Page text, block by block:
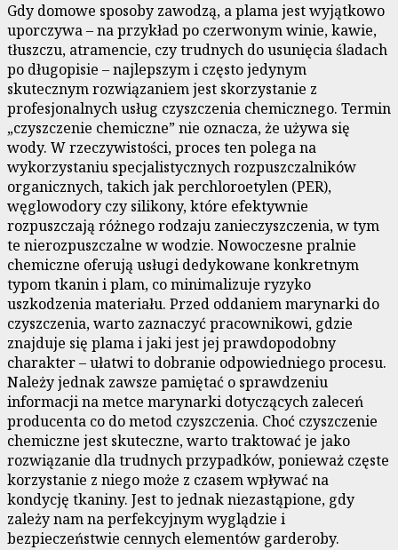
Gdy domowe sposoby zawodzą, a plama jest wyjątkowo
uporczywa – na przykład po czerwonym winie, kawie,
tłuszczu, atramencie, czy trudnych do usunięcia śladach
po długopisie – najlepszym i często jedynym
skutecznym rozwiązaniem jest skorzystanie z
profesjonalnych usług czyszczenia chemicznego. Termin
„czyszczenie chemiczne” nie oznacza, że używa się
wody. W rzeczywistości, proces ten polega na
wykorzystaniu specjalistycznych rozpuszczalników
organicznych, takich jak perchloroetylen (PER),
węglowodory czy silikony, które efektywnie
rozpuszczają różnego rodzaju zanieczyszczenia, w tym
te nierozpuszczalne w wodzie. Nowoczesne pralnie
chemiczne oferują usługi dedykowane konkretnym
typom tkanin i plam, co minimalizuje ryzyko
uszkodzenia materiału. Przed oddaniem marynarki do
czyszczenia, warto zaznaczyć pracownikowi, gdzie
znajduje się plama i jaki jest jej prawdopodobny
charakter – ułatwi to dobranie odpowiedniego procesu.
Należy jednak zawsze pamiętać o sprawdzeniu
informacji na metce marynarki dotyczących zaleceń
producenta co do metod czyszczenia. Choć czyszczenie
chemiczne jest skuteczne, warto traktować je jako
rozwiązanie dla trudnych przypadków, ponieważ częste
korzystanie z niego może z czasem wpływać na
kondycję tkaniny. Jest to jednak niezastąpione, gdy
zależy nam na perfekcyjnym wyglądzie i
bezpieczeństwie cennych elementów garderoby.